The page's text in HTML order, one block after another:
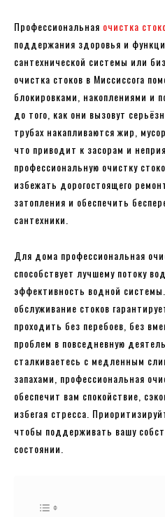
Профессиональная очистка
поддержания здоровья и
сантехнической системы или
очистка стоков в Миссиссога
блокировками, накоплениями и
до того, как они вызовут
трубах накапливаются жир,
что приводит к засорам и
профессиональную очистку
избежать дорогостоящего
затопления и обеспечить
сантехники.
Для дома профессиональная
способствует лучшему потоку
эффективность водной
обслуживание стоков
проходить без перебоев, без
проблем в повседневную
сталкиваетесь с медленным
запахами, профессиональная
обеспечит вам спокойствие,
избегая стресса.
чтобы поддерживать вашу
состоянии.